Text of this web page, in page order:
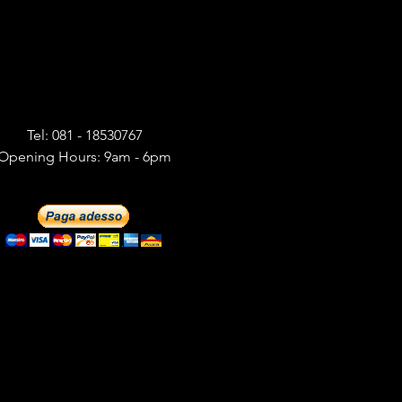
Tel: 081 - 18530767
Hours: 9am - 6pm